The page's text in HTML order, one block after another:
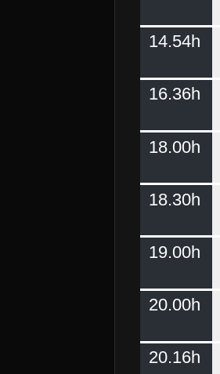
14.54h
16.36h
18.00h
18.30h
19.00h
20.00h
20.16h